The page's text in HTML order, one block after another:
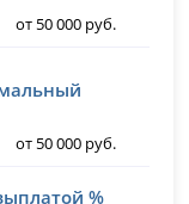
от 50 000 руб.
от 50 000 руб.
%